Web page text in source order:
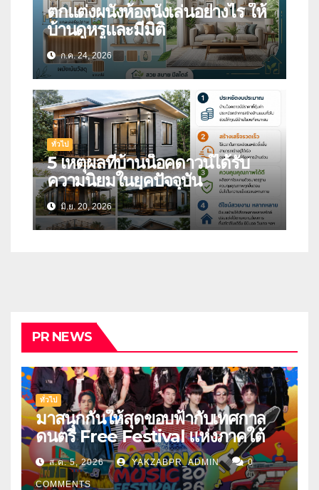
ตกแต่งผนังห้องนั่งเล่นอย่างไร ให้
บ้านดูหรูและมีมิติ
ก.ค. 24, 2026
ทั่วไป
5 เหตุผลที่บ้านน็อคดาวน์ได้รับ
ความนิยมในยุคปัจจุบัน
มิ.ย. 20, 2026
PR NEWS
ทั่วไป
มาสนุกกันให้สุดขอบฟ้ากับเทศกาล
ดนตรี Free Festival แห่งภาคใต้
ส.ค. 5, 2026 YAKZABPR_ADMIN 0
COMMENTS